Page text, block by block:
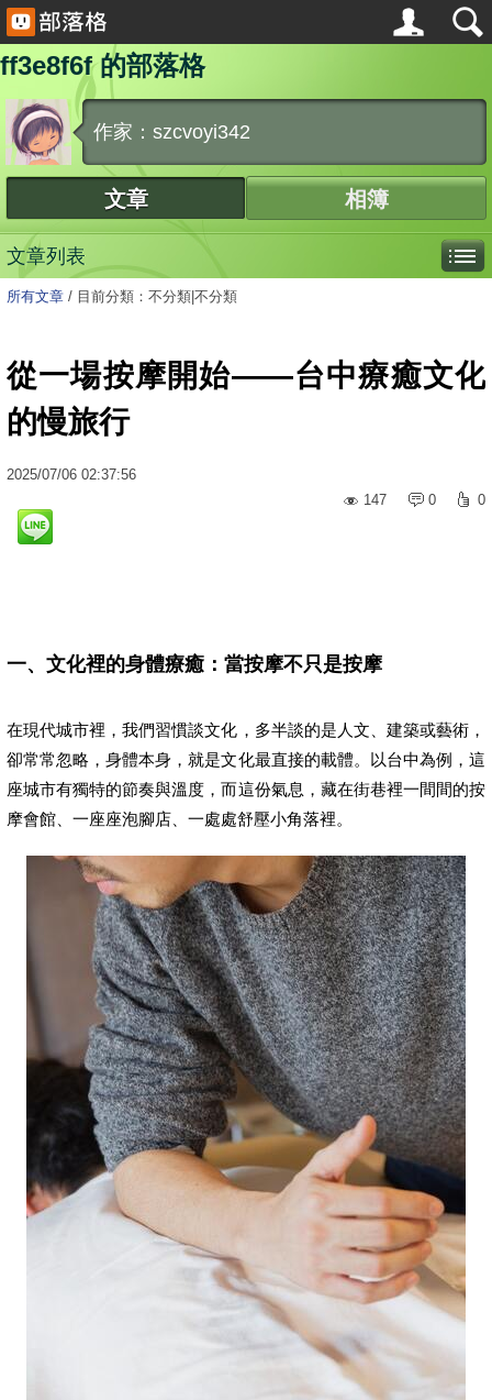
ff3e8f6f 的部落格
作家：szcvoyi342
文章 相簿
文章列表
所有文章 / 目前分類：不分類|不分類
從一場按摩開始——台中療癒文化
的慢旅行
2025/07/06 02:37:56
147
0 0
一、文化裡的身體療癒：當按摩不只是按摩
在現代城市裡，我們習慣談文化，多半談的是人文、建築或藝術，
卻常常忽略，身體本身，就是文化最直接的載體。以台中為例，這
座城市有獨特的節奏與溫度，而這份氣息，藏在街巷裡一間間的按
摩會館、一座座泡腳店、一處處舒壓小角落裡。